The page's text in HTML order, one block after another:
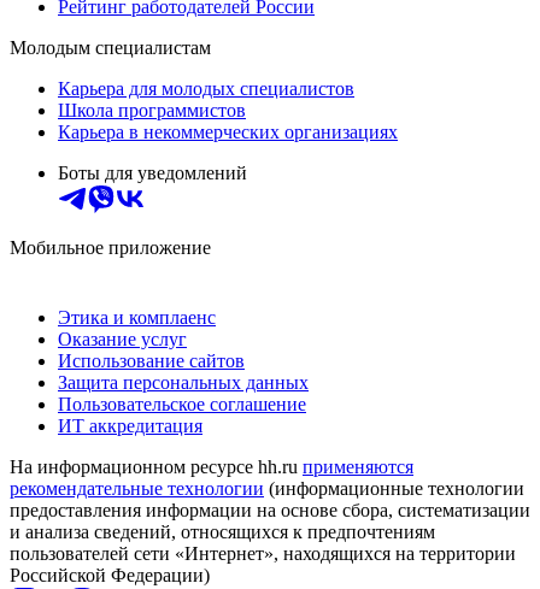
Рейтинг работодателей России
Молодым специалистам
Карьера для молодых специалистов
Школа программистов
Карьера в некоммерческих организациях
Боты для уведомлений
Мобильное приложение
Этика и комплаенс
Оказание услуг
Использование сайтов
Защита персональных данных
Пользовательское соглашение
ИТ аккредитация
На информационном ресурсе hh.ru применяются
рекомендательные технологии (информационные технологии
предоставления информации на основе сбора, систематизации
и анализа сведений, относящихся к предпочтениям
пользователей сети «Интернет», находящихся на территории
Российской Федерации)